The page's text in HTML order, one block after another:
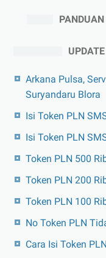
Arkana Pulsa,
Suryandaru Blora
Isi Token PLN
Isi Token PLN
Token PLN 500
Token PLN 200
Token PLN 100
No Token PLN
Cara Isi Token